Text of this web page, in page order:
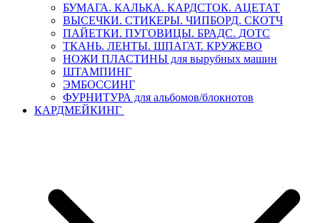
БУМАГА. КАЛЬКА. КАРДСТОК. АЦЕТАТ
ВЫСЕЧКИ. СТИКЕРЫ. ЧИПБОРД. СКОТЧ
ПАЙЕТКИ. ПУГОВИЦЫ. БРАДС. ДОТС
ТКАНЬ. ЛЕНТЫ. ШПАГАТ. КРУЖЕВО
НОЖИ ПЛАСТИНЫ для вырубных машин
ШТАМПИНГ
ЭМБОССИНГ
ФУРНИТУРА для альбомов/блокнотов
КАРДМЕЙКИНГ